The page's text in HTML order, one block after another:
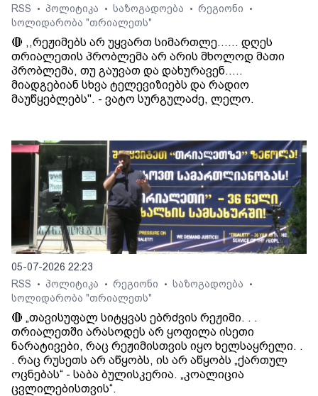
RSS
• პოლიტიკა • საზოგადოება • რეგიონი •
სოლიდარობა "თრიალეთს"
🔴 ,,რეჟიმებს არ უყვართ სიმართლე...... დღეს
თრიალეთის პრობლემა არ არის მხოლოდ მათი
პრობლემა, თუ გაუვათ და დახურავენ.....
მიადგებიან სხვა ტელევიზიებს და რადიო
მაუწყებლებს". - ვატო სურგულაძე, ლელო.
05-07-2026 22:23
RSS
• პოლიტიკა • რეგიონი • საზოგადოება •
სოლიდარობა "თრიალეთს"
🔴 „თავისუფალ სიტყვას ებრძვის რეჟიმი. . .
თრიალეთში არასოდეს არ ყოფილა ისეთი
ნარატივები, რაც რეჟიმისთვის იყო ხელსაყრელი. .
. რაც რუსეთს არ აწყობს, ის არ აწყობს „ქართულ
ოცნებას“ - საბა ბულისკერია. „კოალიცია
ცვლილებისთვის“.